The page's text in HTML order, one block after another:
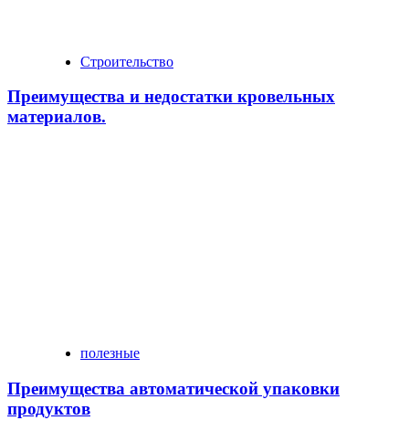
Строительство
Преимущества и недостатки кровельных
материалов.
полезные
Преимущества автоматической упаковки
продуктов